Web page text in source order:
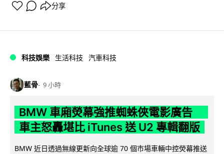
分享
科技娛樂 生活科技 汽車科技
藍骨 9 小時
BMW 車廂熒幕強推蜘蛛俠電影廣告
車主怒轟堪比 iTunes 送 U2 專輯翻版
BMW 近日透過無線更新向全球逾 70 個市場車輛中控熒幕推送